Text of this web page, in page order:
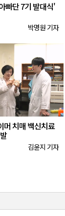
빠단 7기 발대식'
박명원 기자
머 치매 백신치료
김윤지 기자